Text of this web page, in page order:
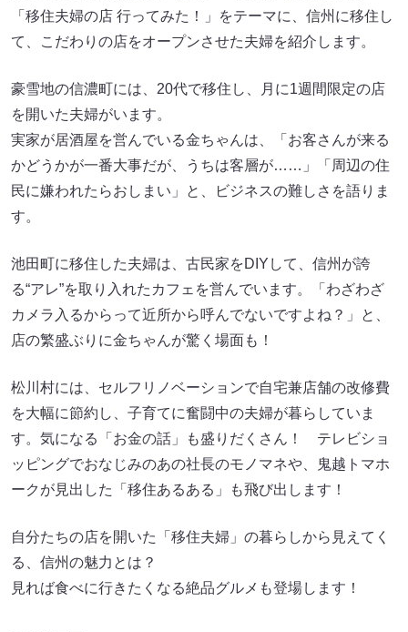
「移住夫婦の店 行ってみた！」をテーマに、信州に移住し
て、こだわりの店をオープンさせた夫婦を紹介します。
豪雪地の信濃町には、20代で移住し、月に1週間限定の店
を開いた夫婦がいます。
実家が居酒屋を営んでいる金ちゃんは、「お客さんが来る
かどうかが一番大事だが、うちは客層が……」「周辺の住
民に嫌われたらおしまい」と、ビジネスの難しさを語りま
す。
池田町に移住した夫婦は、古民家をDIYして、信州が誇
る“アレ”を取り入れたカフェを営んでいます。「わざわざ
カメラ入るからって近所から呼んでないですよね？」と、
店の繁盛ぶりに金ちゃんが驚く場面も！
松川村には、セルフリノベーションで自宅兼店舗の改修費
を大幅に節約し、子育てに奮闘中の夫婦が暮らしていま
す。気になる「お金の話」も盛りだくさん！ テレビショ
ッピングでおなじみのあの社長のモノマネや、鬼越トマホ
ークが見出した「移住あるある」も飛び出します！
自分たちの店を開いた「移住夫婦」の暮らしから見えてく
る、信州の魅力とは？
見れば食べに行きたくなる絶品グルメも登場します！